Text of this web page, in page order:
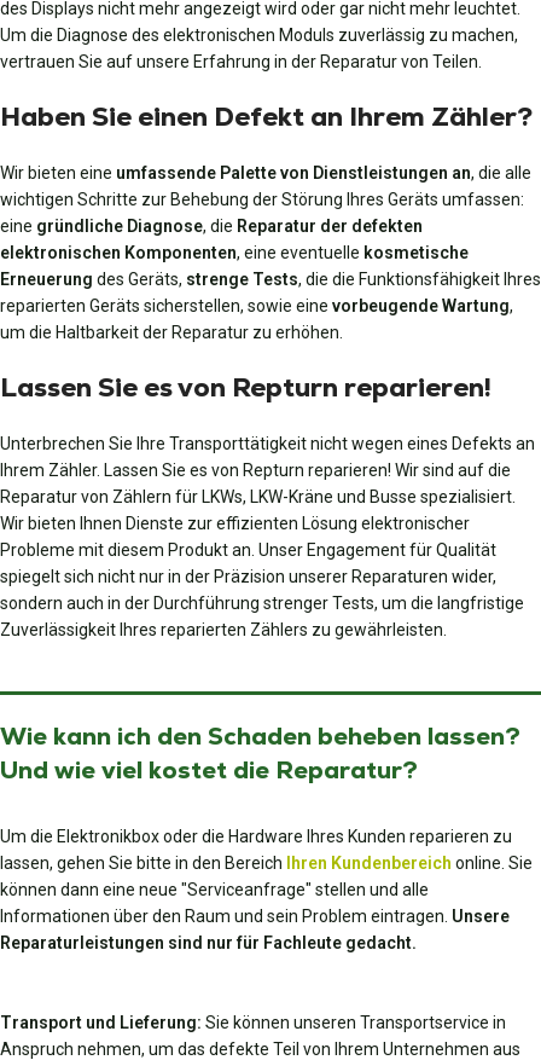
des Displays nicht mehr angezeigt wird oder gar nicht mehr leuchtet.
Um die Diagnose des elektronischen Moduls zuverlässig zu machen,
vertrauen Sie auf unsere Erfahrung in der Reparatur von Teilen.
Haben Sie einen Defekt an Ihrem Zähler?
Wir bieten eine umfassende Palette von Dienstleistungen an, die alle
wichtigen Schritte zur Behebung der Störung Ihres Geräts umfassen:
eine gründliche Diagnose, die Reparatur der defekten
elektronischen Komponenten, eine eventuelle kosmetische
Erneuerung des Geräts, strenge Tests, die die Funktionsfähigkeit Ihres
reparierten Geräts sicherstellen, sowie eine vorbeugende Wartung,
um die Haltbarkeit der Reparatur zu erhöhen.
Lassen Sie es von Repturn reparieren!
Unterbrechen Sie Ihre Transporttätigkeit nicht wegen eines Defekts an
Ihrem Zähler. Lassen Sie es von Repturn reparieren! Wir sind auf die
Reparatur von Zählern für LKWs, LKW-Kräne und Busse spezialisiert.
Wir bieten Ihnen Dienste zur effizienten Lösung elektronischer
Probleme mit diesem Produkt an. Unser Engagement für Qualität
spiegelt sich nicht nur in der Präzision unserer Reparaturen wider,
sondern auch in der Durchführung strenger Tests, um die langfristige
Zuverlässigkeit Ihres reparierten Zählers zu gewährleisten.
Wie kann ich den Schaden beheben lassen?
Und wie viel kostet die Reparatur?
Um die Elektronikbox oder die Hardware Ihres Kunden reparieren zu
lassen, gehen Sie bitte in den Bereich
Ihren Kundenbereich online. Sie
können dann eine neue "Serviceanfrage" stellen und alle
Informationen über den Raum und sein Problem eintragen. Unsere
Reparaturleistungen sind nur für Fachleute gedacht.
Transport und Lieferung: Sie können unseren Transportservice in
Anspruch nehmen, um das defekte Teil von Ihrem Unternehmen aus